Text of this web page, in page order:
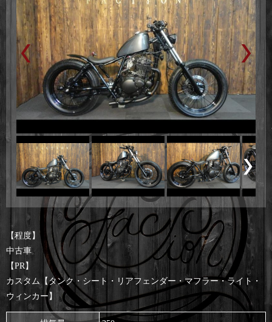
【程度】
中古車
【PR】
カスタム【タンク・シート・リアフェンダー・マフラー・ライト・
ウィンカー】